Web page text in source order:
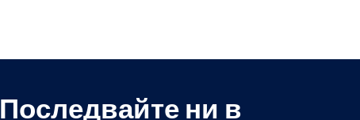
Последвайте ни в